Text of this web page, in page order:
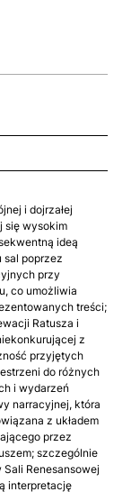
i dojrzałej
się wysokim
ideą
sal poprzez
przy
co umożliwia
treści;
Ratusza i
z
przyjętych
do różnych
i wydarzeń
narracyjnej, która
z układem
przez
szczególnie
Renesansowej
interpretację